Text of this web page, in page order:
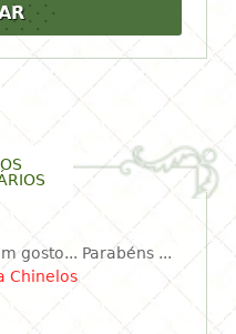
gosto... Parabéns ...
Chinelos